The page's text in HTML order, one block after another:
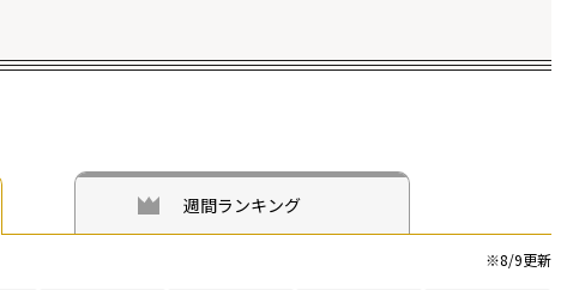
週間ランキング
※8/9更新